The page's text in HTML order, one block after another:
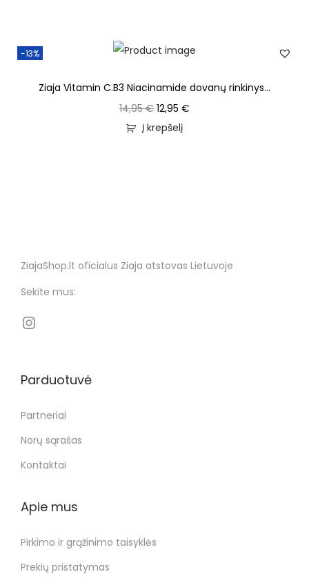
-13%
Ziaja Vitamin C.B3 Niacinamide dovanų rinkinys...
14,95€ 12,95 €
Į krepšelį
ZiajaShop.lt oficialus Ziaja atstovas Lietuvoje
Sekite mus:
Parduotuvė
Partneriai
Norų sąrašas
Kontaktai
Apie mus
Pirkimo ir grąžinimo taisyklės
Prekių pristatymas